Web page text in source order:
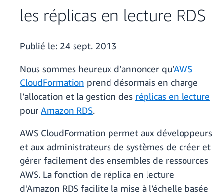
les réplicas en lecture RDS
Publié le: 24 sept. 2013
Nous sommes heureux d’annoncer qu’AWS
CloudFormation prend désormais en charge
l’allocation et la gestion des réplicas en lecture
pour Amazon RDS.
AWS CloudFormation permet aux développeurs
et aux administrateurs de systèmes de créer et
gérer facilement des ensembles de ressources
AWS. La fonction de réplica en lecture
d'Amazon RDS facilite la mise à l’échelle basée